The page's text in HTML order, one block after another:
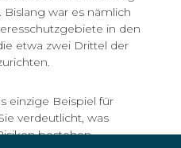
war es nämlich
in den
etwa zwei Drittel der
einzige Beispiel für
verdeutlicht, was
bestehen.